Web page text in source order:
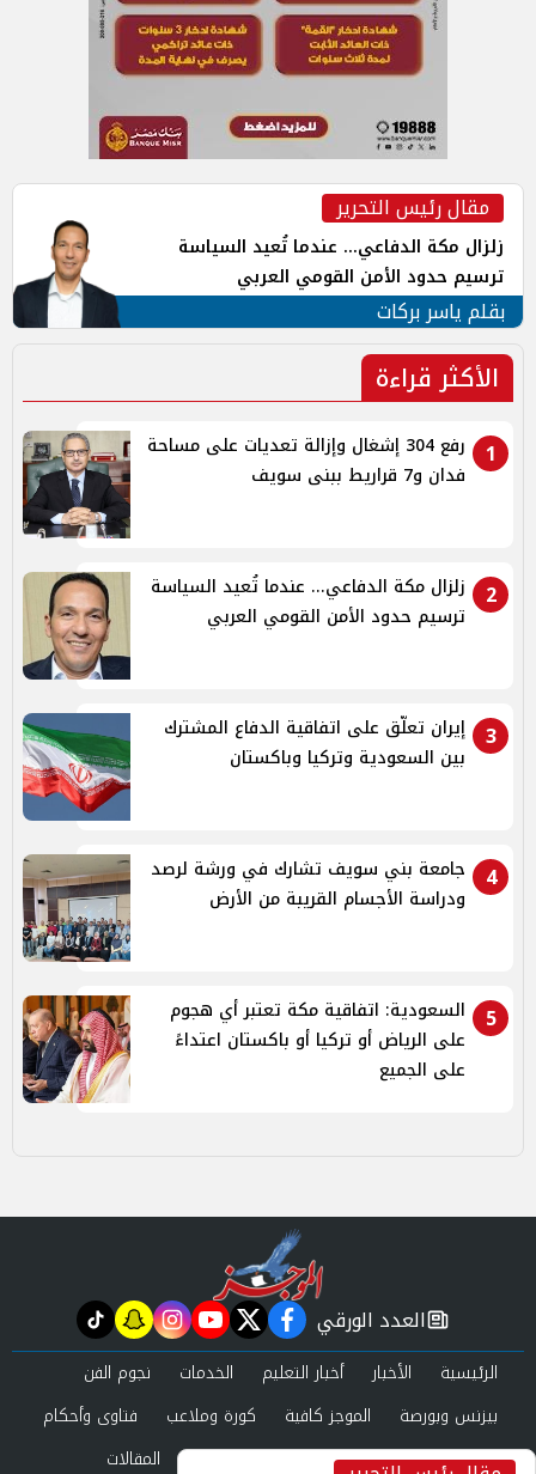
مقال رئيس التحرير
زلزال مكة الدفاعي... عندما تُعيد السياسة
ترسيم حدود الأمن القومي العربي
بقلم ياسر بركات
الأكثر قراءة
1
رفع 304 إشغال وإزالة تعديات على مساحة
فدان و7 قراريط ببنى سويف
2
زلزال مكة الدفاعي... عندما تُعيد السياسة
ترسيم حدود الأمن القومي العربي
3
إيران تعلّق على اتفاقية الدفاع المشترك
بين السعودية وتركيا وباكستان
4
جامعة بني سويف تشارك في ورشة لرصد
ودراسة الأجسام القريبة من الأرض
5
السعودية: اتفاقية مكة تعتبر أي هجوم
على الرياض أو تركيا أو باكستان اعتداءً
على الجميع
newspaper
العدد الورقي facebook
twitter
youtube
instagram
snapchat
tiktok
الرئيسية الأخبار أخبار التعليم الخدمات
نجوم الفن
بيزنس وبورصة
الموجز كافية كورة وملاعب
فتاوى وأحكام
صحة وجمال
عرب وعالم حوادث ومحاكم المقالات